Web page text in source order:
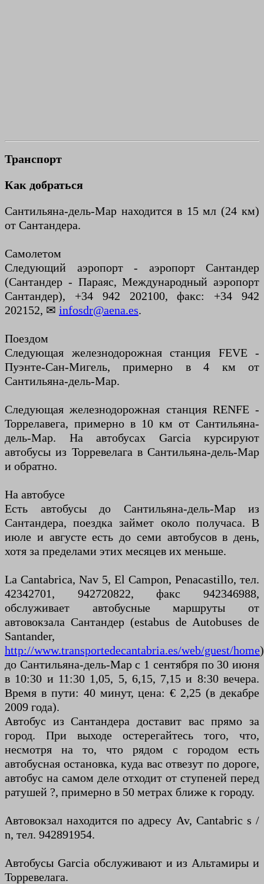
Транспорт
Как добраться
Сантильяна-дель-Мар находится в 15 мл (24 км)
от Сантандера.
Самолетом
Следующий аэропорт - аэропорт Сантандер
(Сантандер - Параяс, Международный аэропорт
Сантандер), +34 942 202100, факс: +34 942
202152, ✉ infosdr@aena.es.
Поездом
Следующая железнодорожная станция FEVE -
Пуэнте-Сан-Мигель, примерно в 4 км от
Сантильяна-дель-Мар.
Следующая железнодорожная станция RENFE -
Торрелавега, примерно в 10 км от Сантильяна-
дель-Мар. На автобусах Garcia курсируют
автобусы из Торревелага в Сантильяна-дель-Мар
и обратно.
На автобусе
Есть автобусы до Сантильяна-дель-Мар из
Сантандера, поездка займет около получаса. В
июле и августе есть до семи автобусов в день,
хотя за пределами этих месяцев их меньше.
La Cantabrica, Nav 5, El Campon, Penacastillo, тел.
42342701, 942720822, факс 942346988,
обслуживает автобусные маршруты от
автовокзала Сантандер (estabus de Autobuses de
Santander,
http://www.transportedecantabria.es/web/guest/home)
до Сантильяна-дель-Мар с 1 сентября по 30 июня
в 10:30 и 11:30 1,05, 5, 6,15, 7,15 и 8:30 вечера.
Время в пути: 40 минут, цена: € 2,25 (в декабре
2009 года).
Автобус из Сантандера доставит вас прямо за
город. При выходе остерегайтесь того, что,
несмотря на то, что рядом с городом есть
автобусная остановка, куда вас отвезут по дороге,
автобус на самом деле отходит от ступеней перед
ратушей ?, примерно в 50 метрах ближе к городу.
Автовокзал находится по адресу Av, Cantabric s /
n, тел. 942891954.
Автобусы Garcia обслуживают и из Альтамиры и
Торревелага.